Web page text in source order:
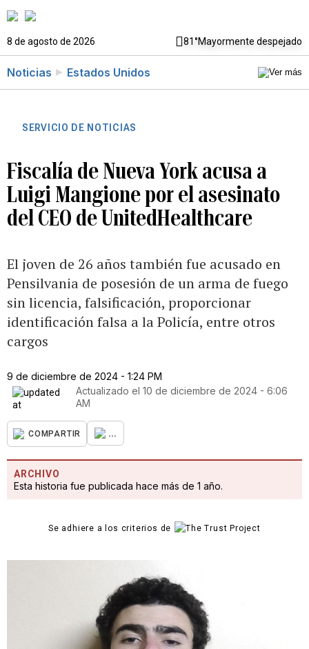
8 de agosto de 2026 81°Mayormente despejado
Noticias Estados Unidos
SERVICIO DE NOTICIAS
Fiscalía de Nueva York acusa a
Luigi Mangione por el asesinato
del CEO de UnitedHealthcare
El joven de 26 años también fue acusado en
Pensilvania de posesión de un arma de fuego
sin licencia, falsificación, proporcionar
identificación falsa a la Policía, entre otros
cargos
9 de diciembre de 2024 - 1:24 PM
Actualizado el 10 de diciembre de 2024 - 6:06
AM
COMPARTIR ...
ARCHIVO
Esta historia fue publicada hace más de 1 año.
Se adhiere a los criterios de